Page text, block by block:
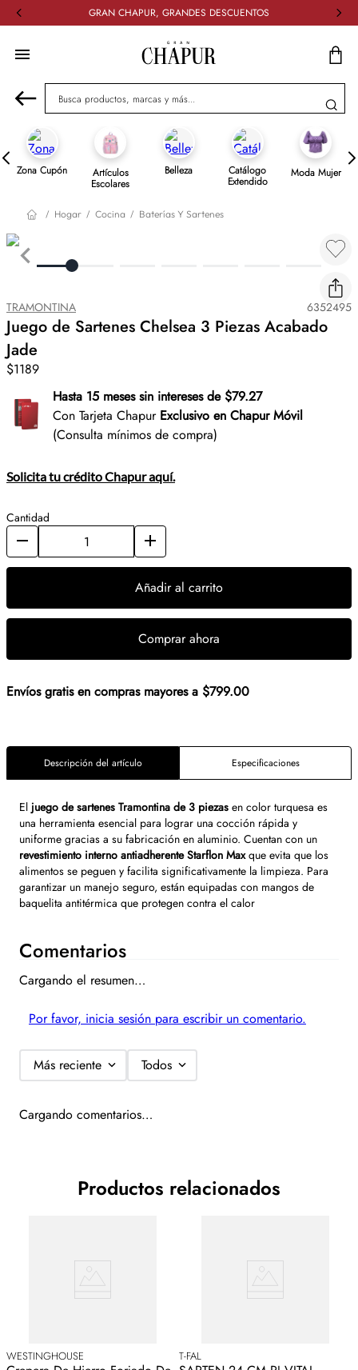
GRAN CHAPUR, GRANDES DESCUENTOS
Busca productos, marcas y más...
Zona Cupón Artículos
Escolares
Belleza Catálogo
Extendido
Moda Mujer
Hogar Cocina Baterías Y Sartenes
TRAMONTINA 6352495
Juego de Sartenes Chelsea 3 Piezas Acabado
Jade
$1189
Hasta 15 meses sin intereses de $79.27
Con Tarjeta Chapur Exclusivo en Chapur Móvil
(Consulta mínimos de compra)
Solicita tu crédito Chapur aquí.
Cantidad
Añadir al carrito
Comprar ahora
Envíos gratis en compras mayores a $799.00
Descripción del artículo Especificaciones
El juego de sartenes Tramontina de 3 piezas en color turquesa es
una herramienta esencial para lograr una cocción rápida y
uniforme gracias a su fabricación en aluminio. Cuentan con un
revestimiento interno antiadherente Starflon Maxque evita que los
alimentos se peguen y facilita significativamente la limpieza. Para
garantizar un manejo seguro, están equipadas con mangos de
baquelita antitérmica que protegen contra el calor
Comentarios
Cargando el resumen…
Por favor, inicia sesión para escribir un comentario.
Más reciente Todos
Cargando comentarios…
Productos relacionados
WESTINGHOUSE T-FAL